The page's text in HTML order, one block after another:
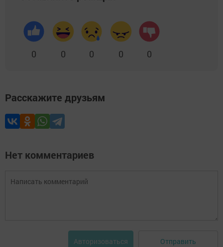
0 0 0 0 0
Расскажите друзьям
Нет комментариев
Авторизоваться Отправить